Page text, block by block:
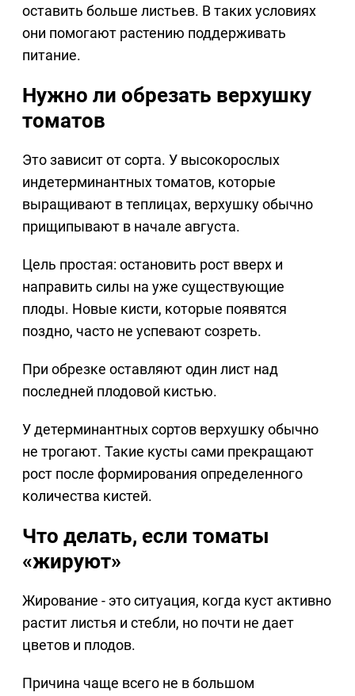
оставить больше листьев. В таких условиях
они помогают растению поддерживать
питание.
Нужно ли обрезать верхушку
томатов
Это зависит от сорта. У высокорослых
индетерминантных томатов, которые
выращивают в теплицах, верхушку обычно
прищипывают в начале августа.
Цель простая: остановить рост вверх и
направить силы на уже существующие
плоды. Новые кисти, которые появятся
поздно, часто не успевают созреть.
При обрезке оставляют один лист над
последней плодовой кистью.
У детерминантных сортов верхушку обычно
не трогают. Такие кусты сами прекращают
рост после формирования определенного
количества кистей.
Что делать, если томаты
«жируют»
Жирование - это ситуация, когда куст активно
растит листья и стебли, но почти не дает
цветов и плодов.
Причина чаще всего не в большом